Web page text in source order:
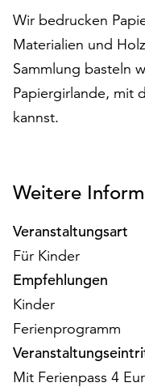
auf
„Alle
akzeptieren“,
um
alle
Cookies
zu
können
Ihr
Einverständnis
jederzeit
ändern
und
widerrufen.
Dafür
steht
Ihnen
am
Wir bedrucken
Materialien und
Sammlung basteln
Papiergirlande, mit
kannst.
Weitere
Veranstaltungsart
Für Kinder
Empfehlungen
Kinder
Ferienprogramm
Mit Ferienpass 4